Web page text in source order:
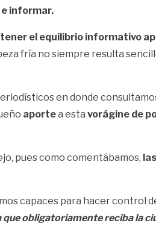
informar.
el equilibrio informativo
fría no siempre resulta
en donde
aportea esta vorágine de
pues como comentábamos,
capaces para hacer control
que obligatoriamente reciba la